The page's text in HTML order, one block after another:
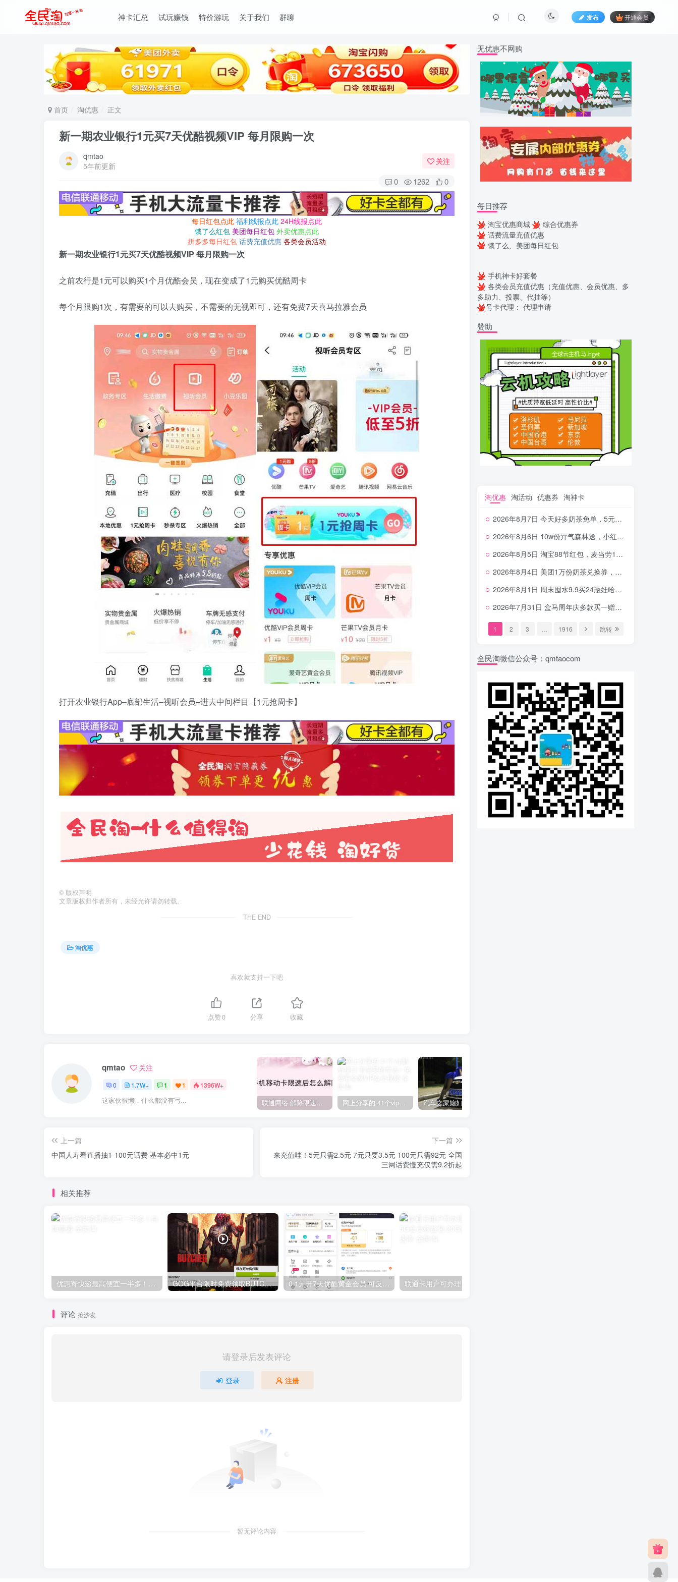
神卡汇总 试玩赚钱 特价游玩 关于我们 群聊 发布 开通会员
首页 淘优惠 正文
新一期农业银行1元买7天优酷视频VIP 每月限购一次
qmtao
5年前更新
关注
0 1262 0
每日红包点此 福利线报点此 24H线报点此
饿了么红包 美团每日红包 外卖优惠点此
拼多多每日红包 话费充值优惠 各类会员活动
新一期农业银行1元买7天优酷视频VIP 每月限购一次
之前农行是1元可以购买1个月优酷会员，现在变成了1元购买优酷周卡
每个月限购1次，有需要的可以去购买，不需要的无视即可，还有免费7天喜马拉雅会员
打开农业银行App–底部生活–视听会员–进去中间栏目【1元抢周卡】
© 版权声明
文章版权归作者所有，未经允许请勿转载。
THE END
淘优惠
喜欢就支持一下吧
点赞0 分享 收藏
qmtao 关注
0 1.7W+ 1 1 1396W+
这家伙很懒，什么都没有写... 联通网络 解除限速方法参考！畅享、畅玩、老白干等及其它地区自测了 网上分享的 41个vip解析接口 有需要的拿去~ 免费看全网VIP会员视频
上一篇
中国人寿看直播抽1-100元话费 基本必中1元
下一篇
来充值哇！5元只需2.5元 7元只要3.5元 100元只需92元 全国
三网话费慢充仅需9.2折起
相关推荐
优惠寄快递最高便宜一半多！白鸽惠递 GOG平台限时免费领取BUTCHER（屠夫） 0.1元开7天优酷黄金会员 可反复开通需要关闭自动续费
评论 抢沙发
请登录后发表评论
登录 注册
暂无评论内容
无优惠不网购
每日推荐
淘宝优惠商城
综合优惠券
话费流量充值优惠
饿了么、美团每日红包
手机神卡好套餐
各类会员充值优惠（充值优惠、会员优惠、多
多助力、投票、代挂等）
号卡代理： 代理申请
赞助
淘优惠 淘活动 优惠券 淘神卡
2026年8月7日 今天好多奶茶免单，5元农行省钱卡，京东抢0.01沪上，邮储5.88元等
2026年8月6日 10w份亓气森林送，小红书12元无门槛，中行电费30-10，0元柠檬水+0撸汉堡等
2026年8月5日 淘宝88节红包，麦当劳150万份柠檬水，三万份瑞幸免单，霸王9万份0.01券等
2026年8月4日 美团1万份奶茶兑换券，农行5E卡，中行支付超给利，美团领18个冰激凌，小米每天领2-6元等等
2026年8月1日 周末囤水9.9买24瓶娃哈哈，建行100元京东券，移动5元话费，麦当劳甜筒，交行立减金等
2026年7月31日 盒马周年庆多款买一赠一，饿了么拆红包，建行30立减金，农行领10元刷卡金等
1 2 3 1916 跳转
全民淘微信公众号：qmtaocom